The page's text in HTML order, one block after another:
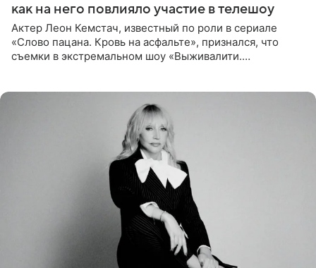
как на него повлияло участие в телешоу
Актер Леон Кемстач, известный по роли в сериале
«Слово пацана. Кровь на асфальте», признался, что
съемки в экстремальном шоу «Выживалити.